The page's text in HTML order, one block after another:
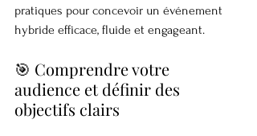
pratiques pour concevoir un événement
hybride efficace, fluide et engageant.
🎯 Comprendre votre
audience et définir des
objectifs clairs